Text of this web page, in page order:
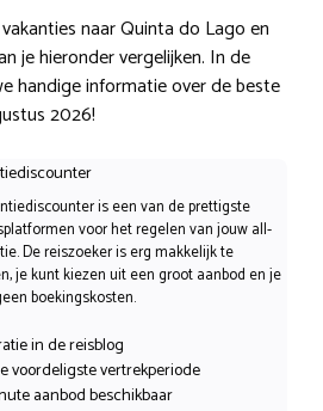
naar Quinta do Lago en
je hieronder vergelijken. In de
handige informatie over de beste
2026!
is een van de prettigste
voor het regelen van jouw all-
De reiszoeker is erg makkelijk te
je kunt kiezen uit een groot aanbod en je
boekingskosten.
in de reisblog
voordeligste vertrekperiode
aanbod beschikbaar